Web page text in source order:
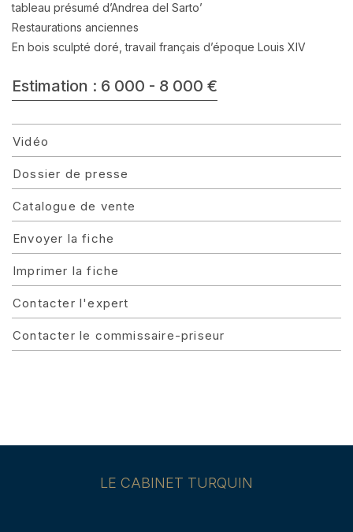
tableau présumé d’Andrea del Sarto’
Restaurations anciennes
En bois sculpté doré, travail français d’époque Louis XIV
Estimation : 6 000 - 8 000 €
Vidéo
Dossier de presse
Catalogue de vente
Envoyer la fiche
Imprimer la fiche
Contacter l'expert
Contacter le commissaire-priseur
LE CABINET TURQUIN